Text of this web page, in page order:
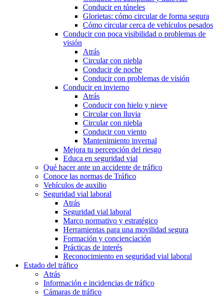
Conducir en túneles
Glorietas: cómo circular de forma segura
Cómo circular cerca de vehículos pesados
Conducir con poca visibilidad o problemas de
visión
Atrás
Circular con niebla
Conducir de noche
Conducir con problemas de visión
Conducir en invierno
Atrás
Conducir con hielo y nieve
Circular con lluvia
Circular con niebla
Conducir con viento
Mantenimiento invernal
Mejora tu percepción del riesgo
Educa en seguridad vial
Qué hacer ante un accidente de tráfico
Conoce las normas de Tráfico
Vehículos de auxilio
Seguridad vial laboral
Atrás
Seguridad vial laboral
Marco normativo y estratégico
Herramientas para una movilidad segura
Formación y concienciación
Prácticas de interés
Reconocimiento en seguridad vial laboral
Estado del tráfico
Atrás
Información e incidencias de tráfico
Cámaras de tráfico